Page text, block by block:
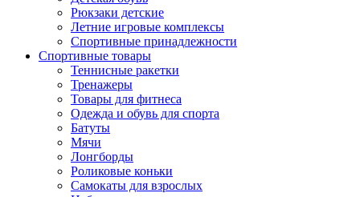
Рюкзаки детские
Летние игровые комплексы
Спортивные принадлежности
Спортивные товары
Теннисные ракетки
Тренажеры
Товары для фитнеса
Одежда и обувь для спорта
Батуты
Мячи
Лонгборды
Роликовые коньки
Самокаты для взрослых